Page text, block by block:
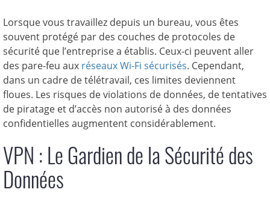
Lorsque vous travaillez depuis un bureau, vous êtes
souvent protégé par des couches de protocoles de
sécurité que l’entreprise a établis. Ceux-ci peuvent aller
des pare-feu aux réseaux Wi-Fi sécurisés. Cependant,
dans un cadre de télétravail, ces limites deviennent
floues. Les risques de violations de données, de tentatives
de piratage et d’accès non autorisé à des données
confidentielles augmentent considérablement.
VPN : Le Gardien de la Sécurité des
Données